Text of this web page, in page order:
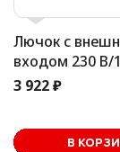
Лючок с
входом 230 В/
3 922 ₽
В В